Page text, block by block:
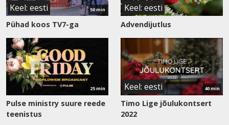
50 min
Keel: eesti
Pühad koos TV7-ga
Keel: eesti
Advendijutlus
Vaata
saadet
25 min
Pulse ministry suure reede
teenistus
saadet
40 min
Keel: eesti
Timo Lige jõulukontsert
2022